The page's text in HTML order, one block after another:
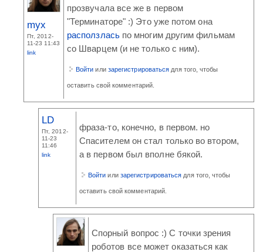
myx
Пт, 2012-
11-23 11:43
link
прозвучала все же в первом
"Терминаторе" :) Это уже потом она
расползласьпо многим другим фильмам
со Шварцем (и не только с ним).
Войти или зарегистрироваться для того, чтобы
оставить свой комментарий.
LD
Пт, 2012-
11-23
11:46
link
фраза-то, конечно, в первом. но
Спасителем он стал только во втором,
а в первом был вполне бякой.
Войти или зарегистрироваться для того, чтобы
оставить свой комментарий.
Спорный вопрос :) С точки зрения
роботов все может оказаться как